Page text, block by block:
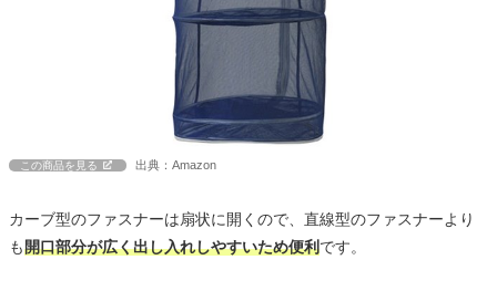
この商品を見る 出典：Amazon
カーブ型のファスナーは扇状に開くので、直線型のファスナーより
も開口部分が広く出し入れしやすいため便利です。